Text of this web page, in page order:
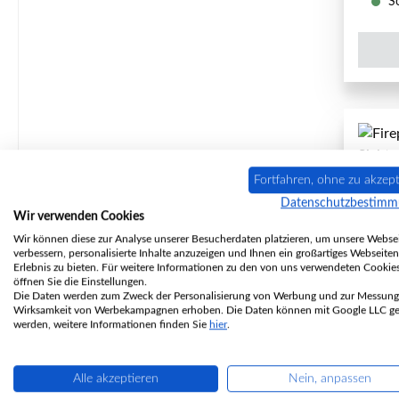
Fortfahren, ohne zu
Wir verwenden Cookies
Wir können diese zur Analyse unserer Besucherdaten platzieren, um unsere
verbessern, personalisierte Inhalte anzuzeigen und Ihnen ein großartiges
Erlebnis zu bieten. Für weitere Informationen zu den von uns verwendeten
öffnen Sie die Einstellungen.
Die Daten werden zum Zweck der Personalisierung von Werbung und zur
Wirksamkeit von Werbekampagnen erhoben. Die Daten können mit Google LLC
werden, weitere Informationen finden Sie hier.
Alle akzeptieren Nein, anpassen